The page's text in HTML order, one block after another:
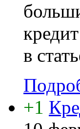
в
+1